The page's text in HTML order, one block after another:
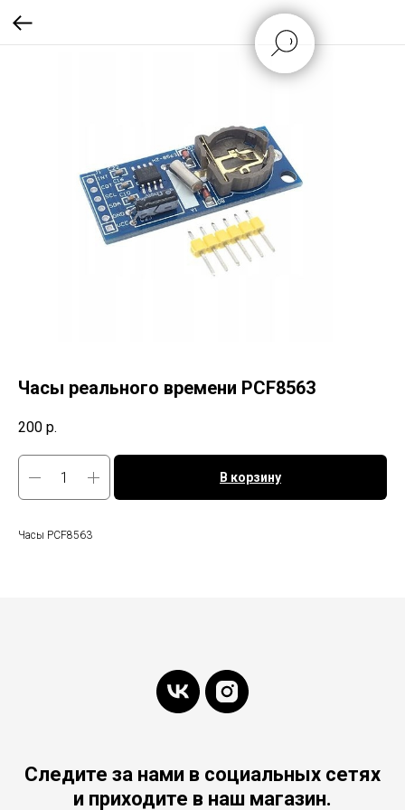
Часы реального времени PCF8563
200 р.
В корзину
Часы PCF8563
Следите за нами в социальных сетях
и приходите в наш магазин.